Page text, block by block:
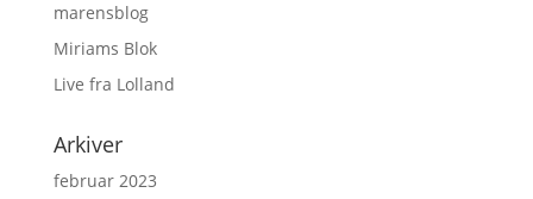
marensblog
Miriams Blok
Live fra Lolland
Arkiver
februar 2023